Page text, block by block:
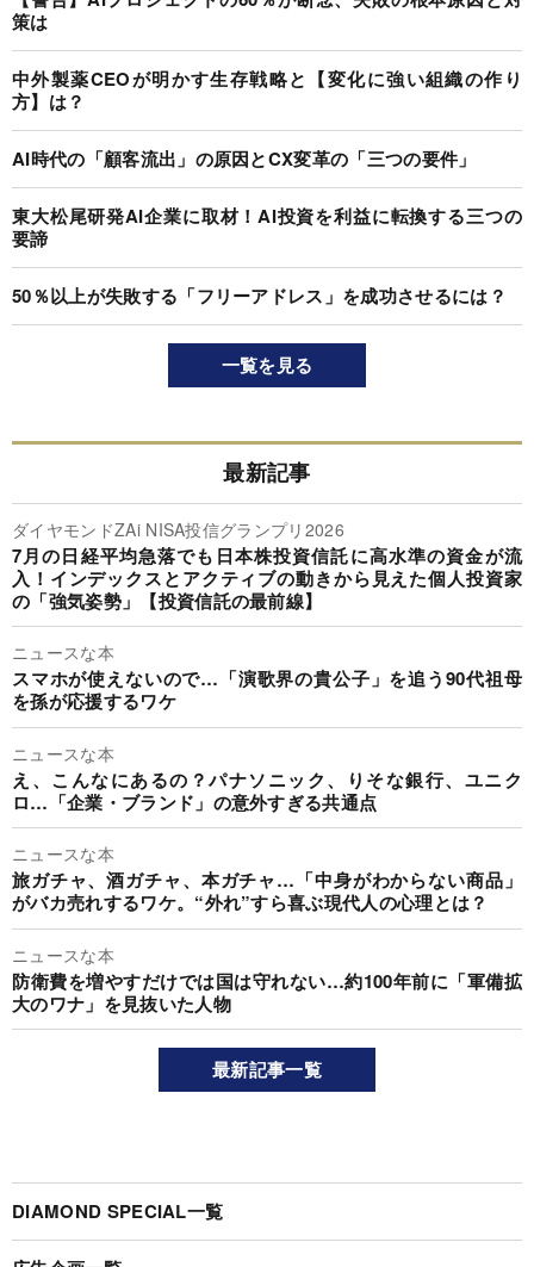
策は
中外製薬CEOが明かす生存戦略と【変化に強い組織の作り
方】は？
AI時代の「顧客流出」の原因とCX変革の「三つの要件」
東大松尾研発AI企業に取材！AI投資を利益に転換する三つの
要諦
50％以上が失敗する「フリーアドレス」を成功させるには？
一覧を見る
最新記事
ダイヤモンドZAi NISA投信グランプリ2026
7月の日経平均急落でも日本株投資信託に高水準の資金が流
入！インデックスとアクティブの動きから見えた個人投資家
の「強気姿勢」【投資信託の最前線】
ニュースな本
スマホが使えないので…「演歌界の貴公子」を追う90代祖母
を孫が応援するワケ
ニュースな本
え、こんなにあるの？パナソニック、りそな銀行、ユニク
ロ…「企業・ブランド」の意外すぎる共通点
ニュースな本
旅ガチャ、酒ガチャ、本ガチャ…「中身がわからない商品」
がバカ売れするワケ。“外れ”すら喜ぶ現代人の心理とは？
ニュースな本
防衛費を増やすだけでは国は守れない…約100年前に「軍備拡
大のワナ」を見抜いた人物
最新記事一覧
DIAMOND SPECIAL一覧